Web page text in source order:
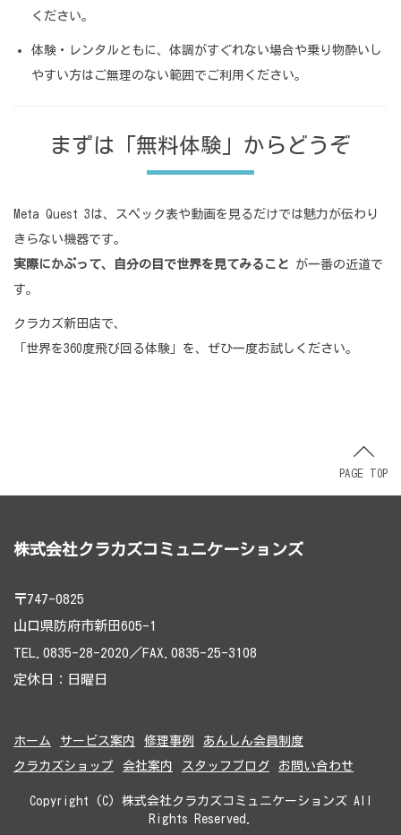
ください。
体験・レンタルともに、体調がすぐれない場合や乗り物酔いし
やすい方はご無理のない範囲でご利用ください。
まずは「無料体験」からどうぞ
Meta Quest 3は、スペック表や動画を見るだけでは魅力が伝わり
きらない機器です。
実際にかぶって、自分の目で世界を見てみること が一番の近道で
す。
クラカズ新田店で、
「世界を360度飛び回る体験」を、ぜひ一度お試しください。
PAGE TOP
株式会社クラカズコミュニケーションズ
〒747-0825
山口県防府市新田605-1
TEL.0835-28-2020／FAX.0835-25-3108
定休日：日曜日
ホーム サービス案内 修理事例
あんしん会員制度
クラカズショップ
会社案内 スタッフブログ お問い合わせ
Copyright (C) 株式会社クラカズコミュニケーションズ All
Rights Reserved.